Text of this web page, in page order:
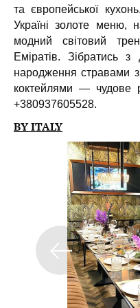
та європейської
Україні золоте меню,
модний світовий
Еміратів. Зібратись
народження стравами
коктейлями — чудове
+380937605528.
BY ITALY